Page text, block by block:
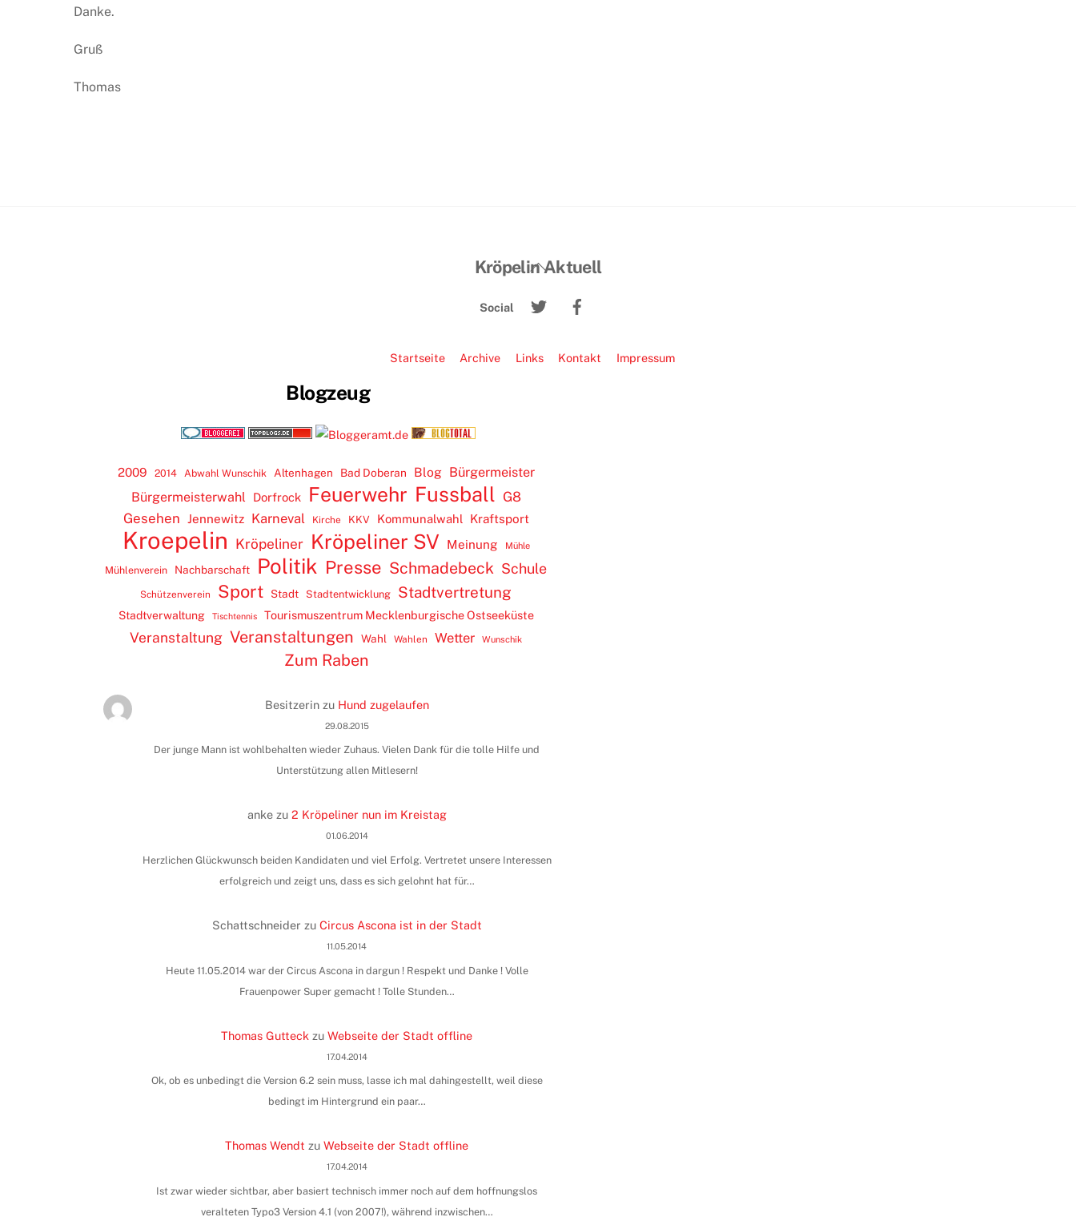
Danke.
Gruß
Thomas
Back
Top
Kröpelin Aktuell
Social
Twitter
Startseite Archive Links Kontakt Impressum
Blogzeug
2009 2014 Abwahl Wunschik Altenhagen Bad Doberan Blog Bürgermeister
Bürgermeisterwahl
Dorfrock Feuerwehr Fussball G8
Gesehen Jennewitz Karneval Kirche KKV Kommunalwahl Kraftsport
Kroepelin Kröpeliner Kröpeliner SV Meinung Mühle
Mühlenverein Nachbarschaft Politik Presse Schmadebeck Schule
Schützenverein Sport Stadt Stadtentwicklung Stadtvertretung
Stadtverwaltung Tischtennis Tourismuszentrum Mecklenburgische Ostseeküste
Veranstaltung Veranstaltungen Wahl Wahlen Wetter Wunschik
Zum Raben
Besitzerinzu Hund zugelaufen
29.08.2015
Der junge Mann ist wohlbehalten wieder Zuhaus. Vielen Dank für die tolle Hilfe und
Unterstützung allen Mitlesern!
ankezu 2 Kröpeliner nun im Kreistag
01.06.2014
Herzlichen Glückwunsch beiden Kandidaten und viel Erfolg. Vertretet unsere Interessen
erfolgreich und zeigt uns, dass es sich gelohnt hat für…
Schattschneider zu Circus Ascona ist in der Stadt
11.05.2014
Heute 11.05.2014 war der Circus Ascona in dargun ! Respekt und Danke ! Volle
Frauenpower Super gemacht ! Tolle Stunden…
Thomas Gutteck zuWebseite der Stadt offline
17.04.2014
Ok, ob es unbedingt die Version 6.2 sein muss, lasse ich mal dahingestellt, weil diese
bedingt im Hintergrund ein paar…
Thomas Wendt zuWebseite der Stadt offline
17.04.2014
Ist zwar wieder sichtbar, aber basiert technisch immer noch auf dem hoffnungslos
veralteten Typo3 Version 4.1 (von 2007!), während inzwischen…